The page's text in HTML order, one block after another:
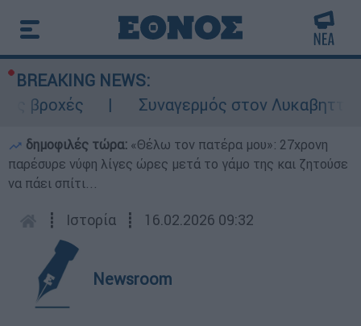
BREAKING NEWS:
Συναγερμός στον Λυκαβηττό: Σορός
δημοφιλές τώρα: «Θέλω τον πατέρα μου»: 27χρονη
παρέσυρε νύφη λίγες ώρες μετά το γάμο της και ζητούσε
να πάει σπίτι...
┋ Ιστορία ┋ 16.02.2026 09:32
Newsroom